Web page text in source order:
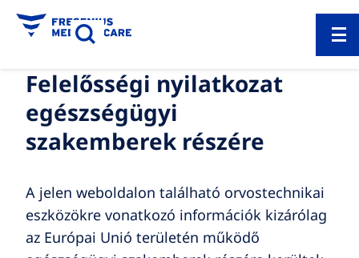
Felelősségi nyilatkozat
egészségügyi
szakemberek részére
A jelen weboldalon található orvostechnikai
eszközökre vonatkozó információk kizárólag
az Európai Unió területén működő